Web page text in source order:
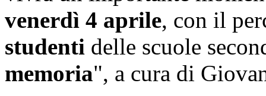
venerdì 4 aprile, con il
studenti delle scuole
memoria", a cura di